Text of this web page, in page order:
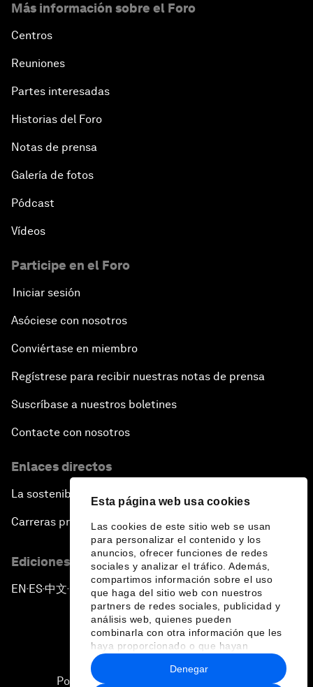
Esta página web usa cookies
Las cookies de este sitio web se usan
para personalizar el contenido y los
anuncios, ofrecer funciones de redes
sociales y analizar el tráfico. Además,
compartimos información sobre el uso
que haga del sitio web con nuestros
partners de redes sociales, publicidad y
análisis web, quienes pueden
combinarla con otra información que les
haya proporcionado o que hayan
recopilado a partir del uso que haya
hecho de sus servicios.
Denegar
Más información sobre el Foro
Centros
Reuniones
Partes interesadas
Historias del Foro
Notas de prensa
Galería de fotos
Pódcast
Vídeos
Participe en el Foro
Iniciar sesión
Asóciese con nosotros
Conviértase en miembro
Regístrese para recibir nuestras notas de prensa
Suscríbase a nuestros boletines
Contacte con nosotros
Enlaces directos
La sostenibilidad en el Foro
Carreras profesionales
Ediciones en otros idiomas
EN ▪ ES▪中文▪ 日本語
Política de privacidad y normas de uso